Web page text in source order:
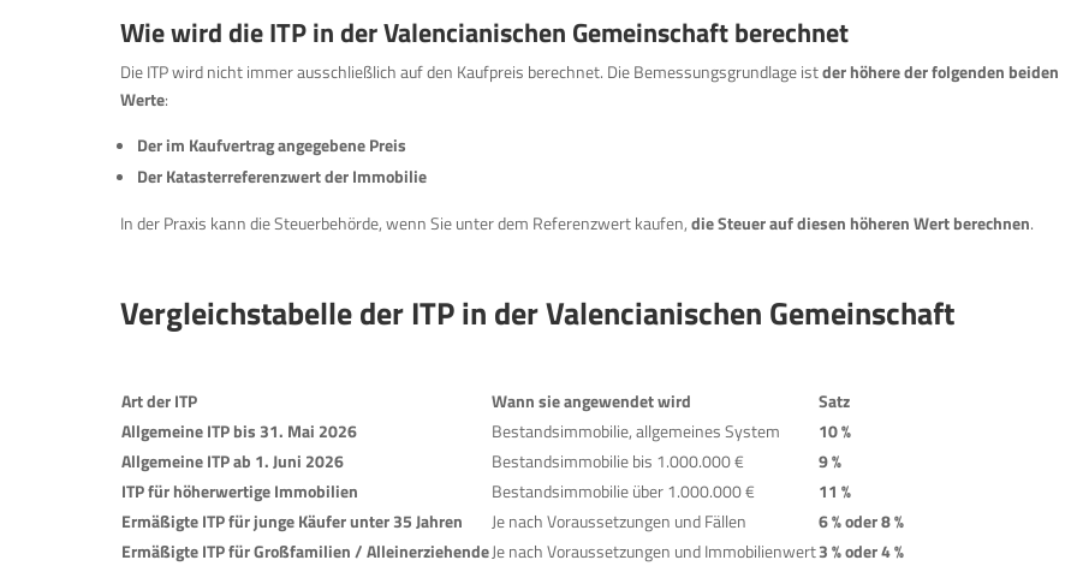
Wie wird die ITP in der Valencianischen Gemeinschaft berechnet
Die ITP wird nicht immer ausschließlich auf den Kaufpreis berechnet. Die Bemessungsgrundlage istder höhere der folgenden beiden
Werte:
Der im Kaufvertrag angegebene Preis
Der Katasterreferenzwert der Immobilie
In der Praxis kann die Steuerbehörde, wenn Sie unter dem Referenzwert kaufen,die Steuer auf diesen höheren Wert berechnen.
Vergleichstabelle der ITP in der Valencianischen Gemeinschaft
Art der ITP Wann sie angewendet wird
Satz
Allgemeine ITP bis 31. Mai 2026
Bestandsimmobilie, allgemeines System
10 %
Allgemeine ITP ab 1. Juni 2026
Bestandsimmobilie bis 1.000.000 €
9 %
ITP für höherwertige Immobilien
Bestandsimmobilie über 1.000.000 €
11 %
Ermäßigte ITP für junge Käufer unter 35 Jahren
Je nach Voraussetzungen und Fällen
6 % oder 8 %
Ermäßigte ITP für Großfamilien / AlleinerziehendeJe nach Voraussetzungen und Immobilienwert3 % oder 4 %